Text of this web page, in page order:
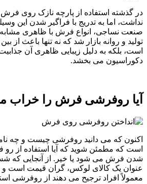
در گذشته استفاده از پارچه نازک روی فرش
نداشت، اما به تدریج با فراگیر شدن این
صنعت نساجی، انواع فرش با ظاهری
تولید و روانه بازار شد که نه تنها باعث از
است، بلکه به دلیل زیبایی ظاهری آن
دکوراسیون می بخشد.
آیا روفرشی فرش را خراب
اکنون که می دانید روفرشی چیست و چه
است که مطمئن شوید که آیا استفاده از
شدن فرش می شود یا خیر. از آنجایی
عنوان یک کالای لوکس، گران قیمت است و
معمولاً افراد ترجیح می دهند از روفرشی